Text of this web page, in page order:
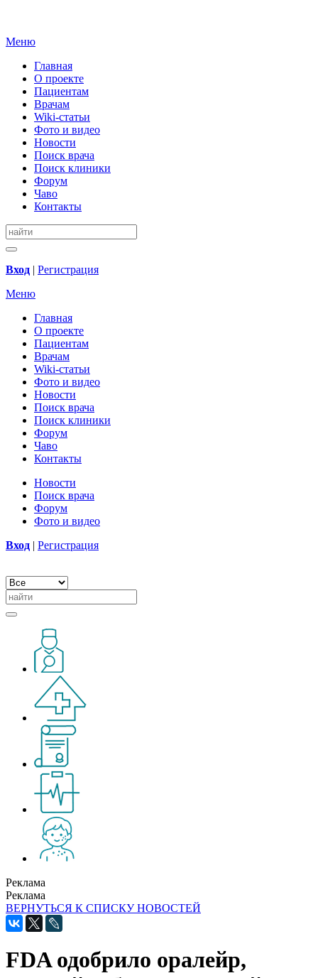
Меню
Главная
О проекте
Пациентам
Врачам
Wiki-статьи
Фото и видео
Новости
Поиск врача
Поиск клиники
Форум
Чаво
Контакты
Вход | Регистрация
Меню
Главная
О проекте
Пациентам
Врачам
Wiki-статьи
Фото и видео
Новости
Поиск врача
Поиск клиники
Форум
Чаво
Контакты
Новости
Поиск врача
Форум
Фото и видео
Вход | Регистрация
Реклама
Реклама
ВЕРНУТЬСЯ К СПИСКУ НОВОСТЕЙ
FDA одобрило оралейр,